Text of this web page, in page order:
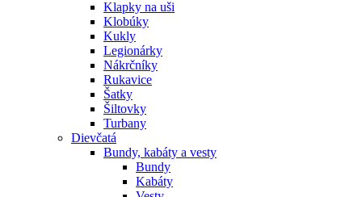
Klapky na uši
Klobúky
Kukly
Legionárky
Nákrčníky
Rukavice
Šatky
Šiltovky
Turbany
Dievčatá
Bundy, kabáty a vesty
Bundy
Kabáty